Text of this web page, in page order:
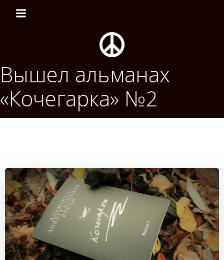
содержимому
Вышел альманах
«Кочегарка» №2